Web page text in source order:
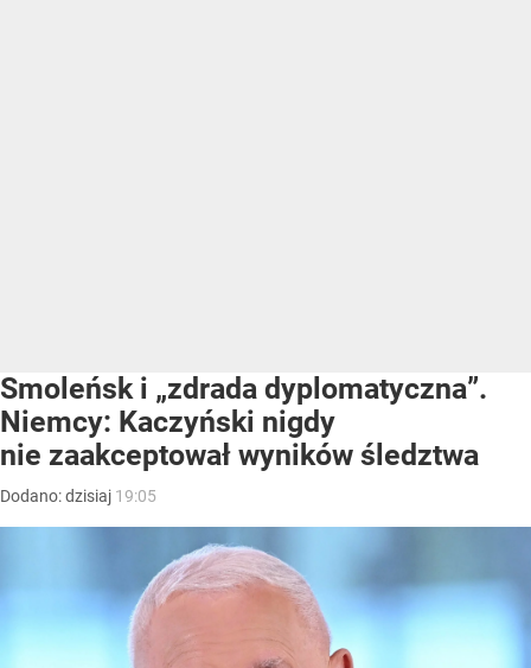
Smoleńsk i „zdrada dyplomatyczna”.
Niemcy: Kaczyński nigdy
nie zaakceptował wyników śledztwa
Dodano:dzisiaj 19:05